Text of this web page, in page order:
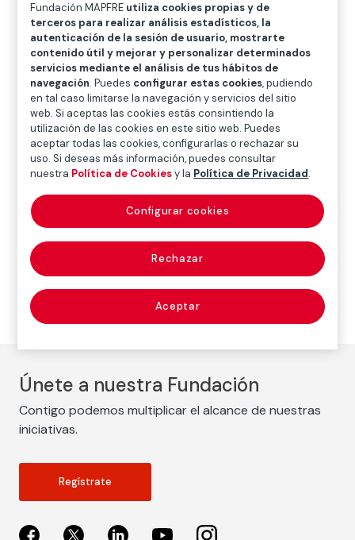
O
P Q R S T
U
V
W X Y Z
Diccionario de seguros
OEA (Organization
of American States)
Organización de Estados Americanos.
Únete a nuestra Fundación
Contigo podemos multiplicar el alcance de nuestras
iniciativas.
Regístrate
Fundación MAPFRE utiliza cookies propias y de
terceros para realizar análisis estadísticos, la
autenticación de la sesión de usuario, mostrarte
contenido útil y mejorar y personalizar determinados
servicios mediante el análisis de tus hábitos de
navegación. Puedes configurar estas cookies, pudiendo
en tal caso limitarse la navegación y servicios del sitio
web. Si aceptas las cookies estás consintiendo la
utilización de las cookies en este sitio web. Puedes
aceptar todas las cookies, configurarlas o rechazar su
uso. Si deseas más información, puedes consultar
nuestra Política de Cookiesy la Política de Privacidad.
Rechazar
Aceptar
Configurar cookies